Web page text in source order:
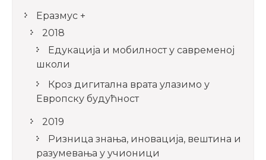
Еразмус +
2018
Едукација и мобилност у савременој
школи
Кроз дигитална врата улазимо у
Европску будућност
2019
Ризница знања, иновација, вештина и
разумевања у учионици